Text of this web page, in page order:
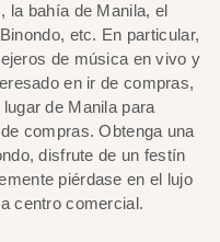
la bahía de Manila, el
etc. En particular,
de música en vivo y
en ir de compras,
de Manila para
compras. Obtenga una
disfrute de un festín
piérdase en el lujo
centro comercial.